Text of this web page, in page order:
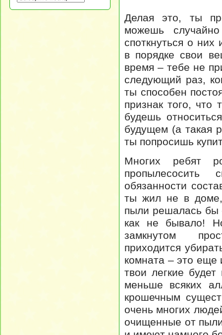
Делая это, ты
можешь
споткнуться о
в порядке свои
время – тебе не
следующий раз,
ты способен
признак того, что
будешь
будущем (а такая
ты попросишь
Многих ребят
пропылесосить
обязанности
ты жил не в
пыли решалась бы
как не бывало!
замкнутом
приходится
комната – это еще
твои легкие
меньше всяких
крошечным
очень многих
очищенные от